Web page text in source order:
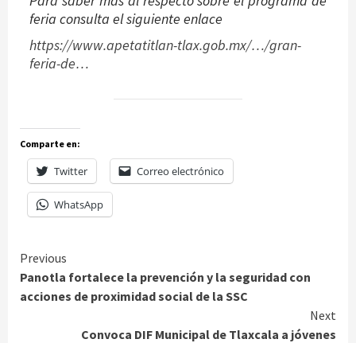
feria consulta el siguiente enlace
https://www.apetatitlan-tlax.gob.mx/…/gran-
feria-de…
Comparte en:
Twitter Correo electrónico
WhatsApp
Continue
Reading
Previous
Panotla fortalece la prevención y la seguridad con
acciones de proximidad social de la SSC
Next
Convoca DIF Municipal de Tlaxcala a jóvenes